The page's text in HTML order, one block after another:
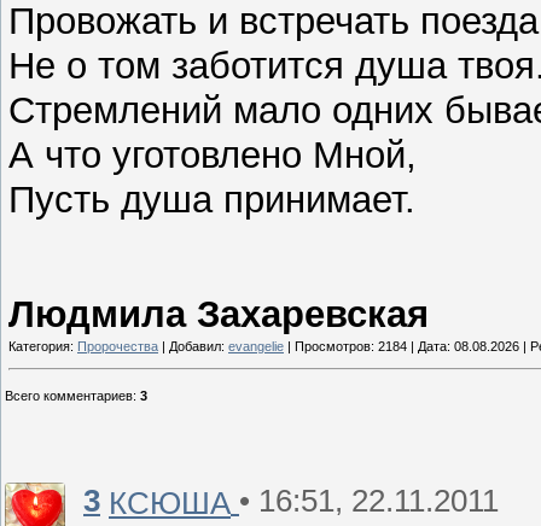
Провожать и встречать
Не о том заботится душа
Стремлений мало одних
А что уготовлено Мной,
Пусть душа принимает.
Людмила Захаревская
Категория: Пророчества | Добавил: evangelie | Просмотров: 2184 | Дата: 08.08.2026 |
Всего комментариев: 3
3 КСЮША • 16:51, 22.11.2011